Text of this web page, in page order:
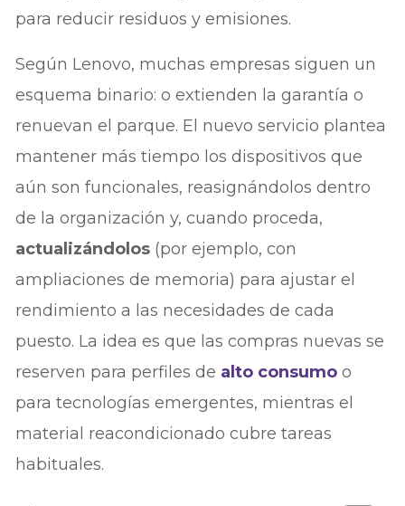
para reducir residuos y emisiones.
Según Lenovo, muchas empresas siguen un
esquema binario: o extienden la garantía o
renuevan el parque. El nuevo servicio plantea
mantener más tiempo los dispositivos que
aún son funcionales, reasignándolos dentro
de la organización y, cuando proceda,
actualizándolos (por ejemplo, con
ampliaciones de memoria) para ajustar el
rendimiento a las necesidades de cada
puesto. La idea es que las compras nuevas se
reserven para perfiles de alto consumoo
para tecnologías emergentes, mientras el
material reacondicionado cubre tareas
habituales.